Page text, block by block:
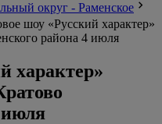
округ - Раменское
шоу «Русский характер»
района 4 июля
характер»
июля